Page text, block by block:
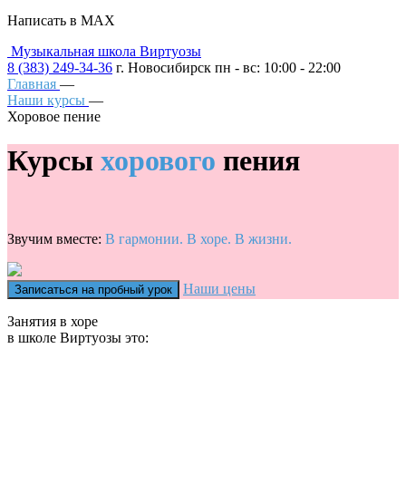
Написать в MAX
Музыкальная школа Виртуозы
8 (383) 249-34-36 г. Новосибирск пн - вс: 10:00 - 22:00
Главная —
Наши курсы —
Хоровое пение
Курсы хорового пения
Звучим вместе: В гармонии. В хоре. В жизни.
Записаться на пробный урок Наши цены
Занятия в хоре
в школе Виртуозы это: